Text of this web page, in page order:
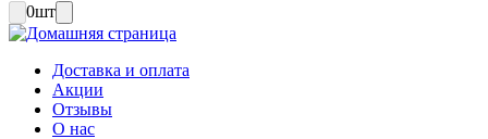
0шт
Доставка и оплата
Акции
Отзывы
О нас